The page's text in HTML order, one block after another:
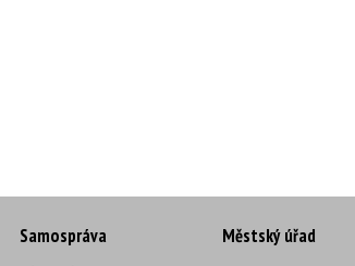
Samospráva Městský úřad